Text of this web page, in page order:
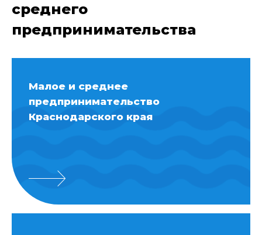
среднего
предпринимательства
Малое и среднее
предпринимательство
Краснодарского края